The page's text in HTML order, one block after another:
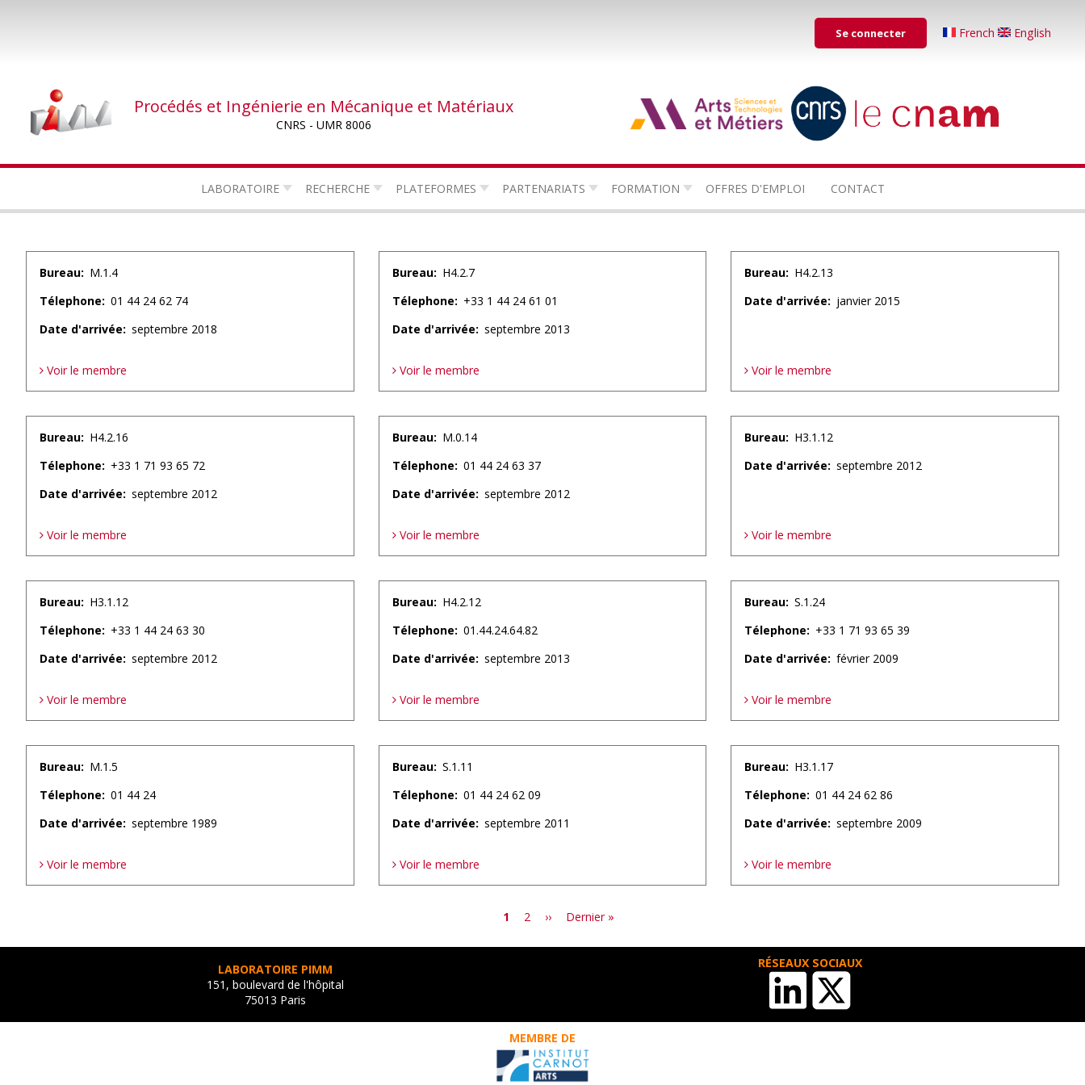
Menu
du
de
l'utilisateur
Se connecter French English
Procédés et Ingénierie en Mécanique et Matériaux
CNRS - UMR 8006
LABORATOIRE RECHERCHE PLATEFORMES PARTENARIATS FORMATION OFFRES D'EMPLOI CONTACT
Bureau
M.1.4
Télephone
01 44 24 62 74
Date d'arrivée
septembre 2018
Voir le membre
Bureau
H4.2.7
Télephone
+33 1 44 24 61 01
Date d'arrivée
septembre 2013
Voir le membre
Bureau
H4.2.13
Date d'arrivée
janvier 2015
Voir le membre
Bureau
H4.2.16
Télephone
+33 1 71 93 65 72
Date d'arrivée
septembre 2012
Voir le membre
Bureau
M.0.14
Télephone
01 44 24 63 37
Date d'arrivée
septembre 2012
Voir le membre
Bureau
H3.1.12
Date d'arrivée
septembre 2012
Voir le membre
Bureau
H3.1.12
Télephone
+33 1 44 24 63 30
Date d'arrivée
septembre 2012
Voir le membre
Bureau
H4.2.12
Télephone
01.44.24.64.82
Date d'arrivée
septembre 2013
Voir le membre
Bureau S.1.24
Télephone
+33 1 71 93 65 39
Date d'arrivée
février 2009
Voir le membre
Bureau
M.1.5
Télephone
01 44 24
Date d'arrivée
septembre 1989
Voir le membre
Bureau S.1.11
Télephone
01 44 24 62 09
Date d'arrivée
septembre 2011
Voir le membre
Bureau
H3.1.17
Télephone
01 44 24 62 86
Date d'arrivée
septembre 2009
Voir le membre
Page
1 Page
2
Page
››
Dernière
Dernier »
LABORATOIRE PIMM
151, boulevard de l'hôpital
75013 Paris
RÉSEAUX SOCIAUX
MEMBRE DE